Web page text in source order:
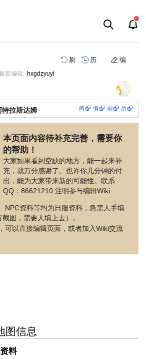
刷 历 编
最新编辑: hxgdzyuyi
特拉斯达姆 阅 编 刷 历
本页面内容待补充完善，需要你
的帮助！
大家如果看到空缺的地方，能一起来补
充，就万分感谢了。也许你几分钟的付
出，能为大家带来新的可能性。联系
QQ：86621210 注明参与编辑Wiki
NPC资料等均为日服资料，急需人手填
图，需要人填上去）。
可以直接编辑页面，或者加入Wiki交流
图信息
料